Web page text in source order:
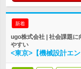
新着
ugo株式会社 | 社会課題に
やすい
<東京>【機械設計エ